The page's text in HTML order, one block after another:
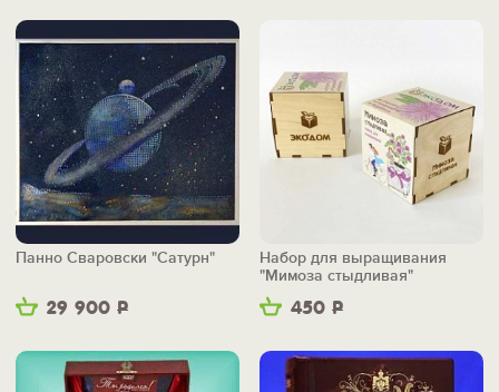
29 900 Р
Панно Сваровски "Сатурн"
450 Р
Набор для выращивания
"Мимоза стыдливая"